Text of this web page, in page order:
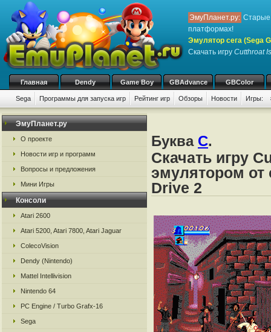
ЭмуПланет.ру: Старые
платформах!
Эмулятор сега (Sega
Скачать игру Cutthroat
Главная Dendy Game Boy GBAdvance GBColor
Sega Программы для запуска игр Рейтинг игр Обзоры Новости Игры:
ЭмуПланет.ру
О проекте
Новости игр и программ
Вопросы и предложения
Мини Игры
Консоли
Atari 2600
Atari 5200, Atari 7800, Atari Jaguar
ColecoVision
Dendy (Nintendo)
Mattel Intellivision
Nintendo 64
PC Engine / Turbo Grafx-16
Sega
Буква C.
Скачать игру
эмулятором от
Drive 2